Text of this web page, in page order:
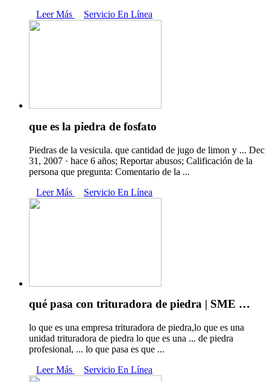
Leer Más
Servicio En Línea
que es la piedra de fosfato
Piedras de la vesicula. que cantidad de jugo de limon y ... Dec
31, 2007 · hace 6 años; Reportar abusos; Calificación de la
persona que pregunta: Comentario de la ...
Leer Más
Servicio En Línea
qué pasa con trituradora de piedra | SME …
lo que es una empresa trituradora de piedra,lo que es una
unidad trituradora de piedra lo que es una ... de piedra
profesional, ... lo que pasa es que ...
Leer Más
Servicio En Línea